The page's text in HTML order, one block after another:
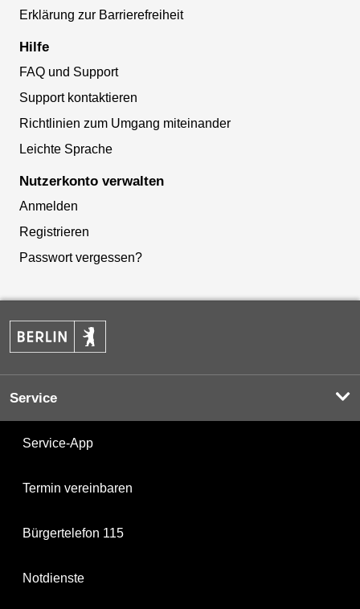
Erklärung zur Barrierefreiheit
Hilfe
FAQ und Support
Support kontaktieren
Richtlinien zum Umgang miteinander
Leichte Sprache
Nutzerkonto verwalten
Anmelden
Registrieren
Passwort vergessen?
Service
Service-App
Termin vereinbaren
Bürgertelefon 115
Notdienste